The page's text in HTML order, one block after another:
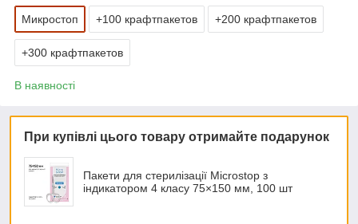
Микростоп +100 крафтпакетов +200 крафтпакетов
+300 крафтпакетов
В наявності
При купівлі цього товару отримайте подарунок
Пакети для стерилізації Microstop з
індикатором 4 класу 75×150 мм, 100 шт